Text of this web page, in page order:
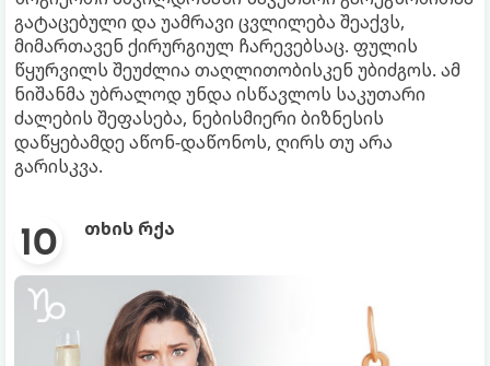
გატაცებული და უამრავი ცვლილება შეაქვს,
მიმართავენ ქირურგიულ ჩარევებსაც. ფულის
წყურვილს შეუძლია თაღლითობისკენ უბიძგოს. ამ
ნიშანმა უბრალოდ უნდა ისწავლოს საკუთარი
ძალების შეფასება, ნებისმიერი ბიზნესის
დაწყებამდე აწონ-დაწონოს, ღირს თუ არა
გარისკვა.
თხის რქა